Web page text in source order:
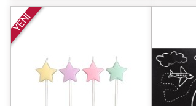
YENİ